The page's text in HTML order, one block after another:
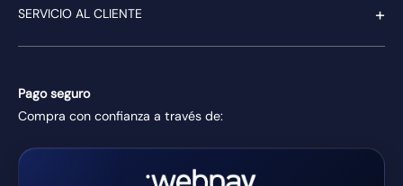
SERVICIO AL CLIENTE +
Pago seguro
Compra con confianza a través de: